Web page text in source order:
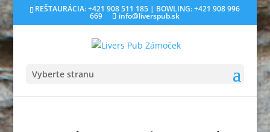
REŠTAURÁCIA: +421 908 511 185 | BOWLING: +421 908 996
669 info@liverspub.sk
Vyberte stranu